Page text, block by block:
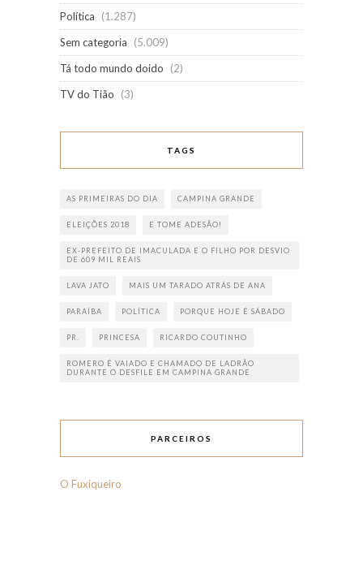
Política
(1.287)
Sem categoria
(5.009)
Tá todo mundo doido
(2)
TV do Tião
(3)
TAGS
AS PRIMEIRAS DO DIA CAMPINA GRANDE
ELEIÇÕES 2018 E TOME ADESÃO!
EX-PREFEITO DE IMACULADA E O FILHO POR DESVIO
DE 609 MIL REAIS
LAVA JATO MAIS UM TARADO ATRÁS DE ANA
PARAÍBA POLÍTICA PORQUE HOJE É SÁBADO
PR. PRINCESA RICARDO COUTINHO
ROMERO É VAIADO E CHAMADO DE LADRÃO
DURANTE O DESFILE EM CAMPINA GRANDE
PARCEIROS
O Fuxiqueiro